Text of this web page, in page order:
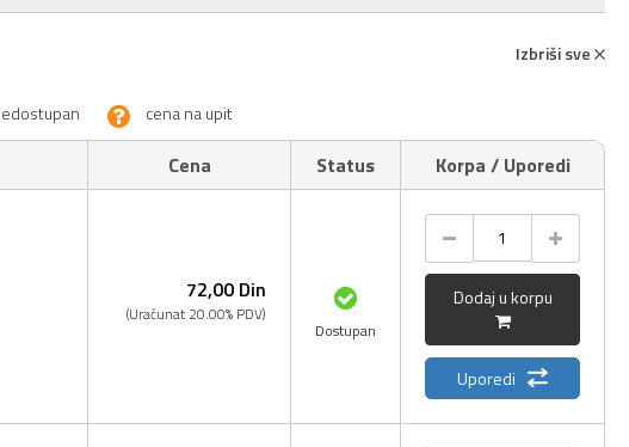
Izbriši sve
cena na upit
Cena Status Korpa / Uporedi
72,00 Din
(Uračunat 20.00% PDV)
Dostupan
Dodaj u korpu
Uporedi